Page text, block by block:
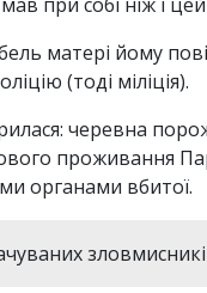
матері йому
(тоді міліція).
черевна
проживання
органами вбитої.